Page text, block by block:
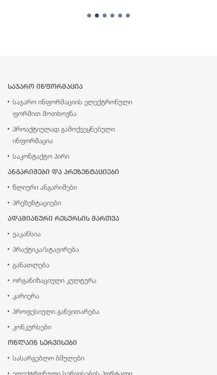
საჯარო ინფორმაცია
საჯარო ინფორმაციის ელექტრონული
ფორმით მოთხოვნა
პროაქტიულად გამოქვეყნებული
ინფორმაცია
საკონტაქტო პირი
ანგარიშები და პრეზენტაციები
წლიური ანგარიშები
პრეზენტაციები
ადამიანური რესურსის მართვა
ვაკანსია
პრაქტიკა/სტაჟირება
განათლება
ორგანიზაციული კულტურა
კარიერა
პროფესიული განვითარება
კონკურსები
ონლაინ სერვისები
სასარგებლო ბმულები
ელექტრონული სერვისების პორტალი